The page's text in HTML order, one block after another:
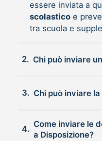
essere inviata a
scolasticoe
tra scuola e
2.
3. Chi può inviare
4.
Come inviare le
a Disposizione?